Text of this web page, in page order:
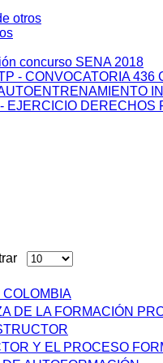
otros
concurso SENA 2018
- CONVOCATORIA 436
EJERCICIO
COLOMBIA
DE LA FORMACIÓN
Y EL PROCESO